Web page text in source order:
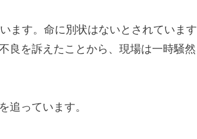
ます。命に別状はないとされています
良を訴えたことから、現場は一時騒然
追っています。